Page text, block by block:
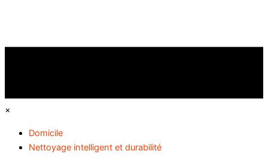
×
Domicile
Nettoyage intelligent et durabilité